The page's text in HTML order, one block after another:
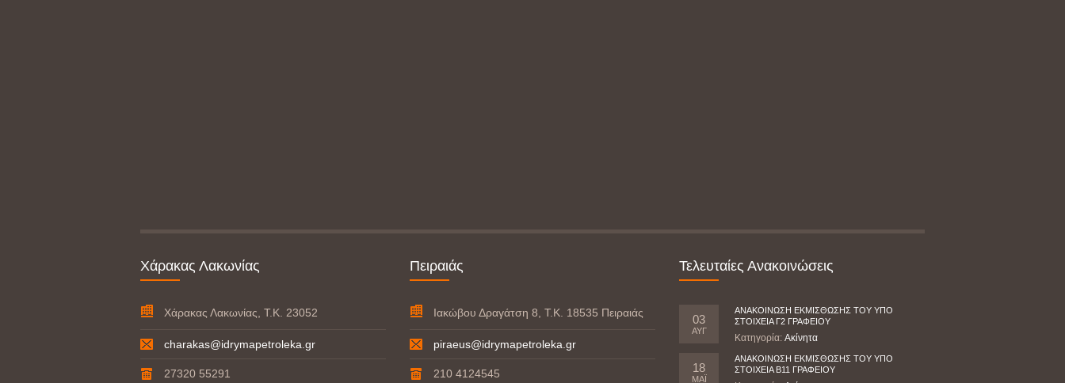
Χάρακας Λακωνίας
Χάρακας Λακωνίας, Τ.Κ. 23052
charakas@idrymapetroleka.gr
27320 55291
Πειραιάς
Ιακώβου Δραγάτση 8, Τ.Κ. 18535 Πειραιάς
piraeus@idrymapetroleka.gr
210 4124545
Τελευταίες Ανακοινώσεις
03
ΑΥΓ
ΑΝΑΚΟΙΝΩΣΗ ΕΚΜΙΣΘΩΣΗΣ ΤΟΥ ΥΠΟ
ΣΤΟΙΧΕΙΑ Γ2 ΓΡΑΦΕΙΟΥ
Κατηγορία: Ακίνητα
18
ΜΆΙ
ΑΝΑΚΟΙΝΩΣΗ ΕΚΜΙΣΘΩΣΗΣ ΤΟΥ ΥΠΟ
ΣΤΟΙΧΕΙΑ Β11 ΓΡΑΦΕΙΟΥ